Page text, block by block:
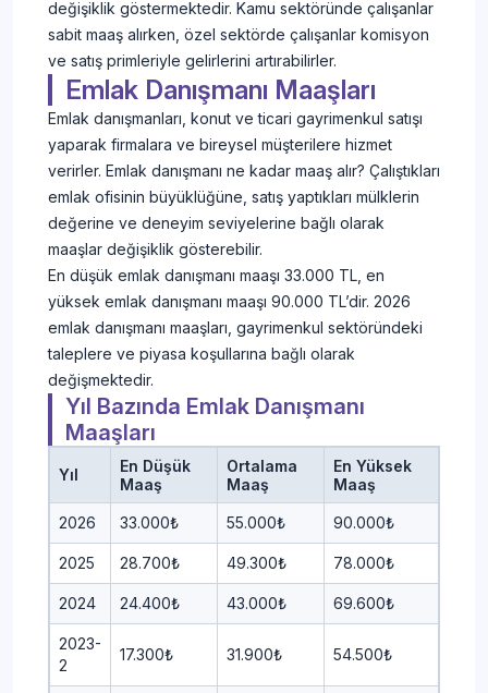
değişiklik göstermektedir. Kamu sektöründe çalışanlar
sabit maaş alırken, özel sektörde çalışanlar komisyon
ve satış primleriyle gelirlerini artırabilirler.
Emlak Danışmanı Maaşları
Emlak danışmanları, konut ve ticari gayrimenkul satışı
yaparak firmalara ve bireysel müşterilere hizmet
verirler. Emlak danışmanı ne kadar maaş alır? Çalıştıkları
emlak ofisinin büyüklüğüne, satış yaptıkları mülklerin
değerine ve deneyim seviyelerine bağlı olarak
maaşlar değişiklik gösterebilir.
En düşük emlak danışmanı maaşı 33.000 TL, en
yüksek emlak danışmanı maaşı 90.000 TL’dir. 2026
emlak danışmanı maaşları, gayrimenkul sektöründeki
taleplere ve piyasa koşullarına bağlı olarak
değişmektedir.
Yıl Bazında Emlak Danışmanı
Maaşları
Yıl
En Düşük
Maaş
Ortalama
Maaş
En Yüksek
Maaş
2026 33.000₺ 55.000₺ 90.000₺
2025 28.700₺ 49.300₺ 78.000₺
2024 24.400₺ 43.000₺ 69.600₺
2023-
2
17.300₺ 31.900₺ 54.500₺